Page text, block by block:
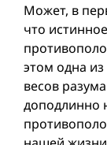
Может, в
что
этом одна
весов
доподлинно